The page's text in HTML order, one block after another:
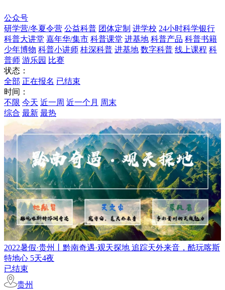
公众号
研学营/冬夏令营 公益科普 团体定制 进学校 24小时科学银行
科普大讲堂 嘉年华/集市 科普课堂 进基地 科普产品 科普书籍
少年博物 科普小讲师 桂深科普 进基地 数字科普 线上课程 科
普师 游乐园 比赛
状态：
全部 正在报名 已结束
时间：
不限 今天 近一周 近一个月 周末
综合 最新 最热
2022暑假·贵州丨黔南奇遇·观天探地 追踪天外来音，酷玩喀斯
特地心 5天4夜
已结束
贵州